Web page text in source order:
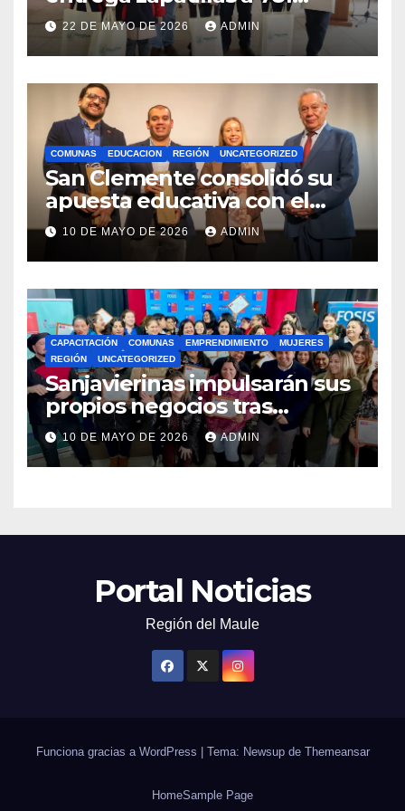
estudiantes con recursos del
Royalty Minero
22 DE MAYO DE 2026 ADMIN
COMUNAS EDUCACION REGIÓN UNCATEGORIZED
San Clemente consolidó su
apuesta educativa con el
lanzamiento del
Preuniversitario Brotes 2026
10 DE MAYO DE 2026 ADMIN
CAPACITACIÓN COMUNAS EMPRENDIMIENTO
MUJERES
REGIÓN
UNCATEGORIZED
Sanjavierinas impulsarán sus
propios negocios tras
capacitarse junto al FOSIS
10 DE MAYO DE 2026 ADMIN
Portal Noticias
Región del Maule
Funciona gracias a WordPress Tema: Newsup de Themeansar
HomeSample Page